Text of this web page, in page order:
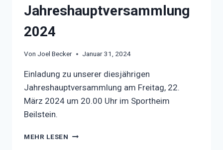
Jahreshauptversammlung
2024
Von Joel Becker Januar 31, 2024
Einladung zu unserer diesjährigen
Jahreshauptversammlung am Freitag, 22.
März 2024 um 20.00 Uhr im Sportheim
Beilstein.
MEHR LESEN JAHRESHAUPTVERSAMMLUNG